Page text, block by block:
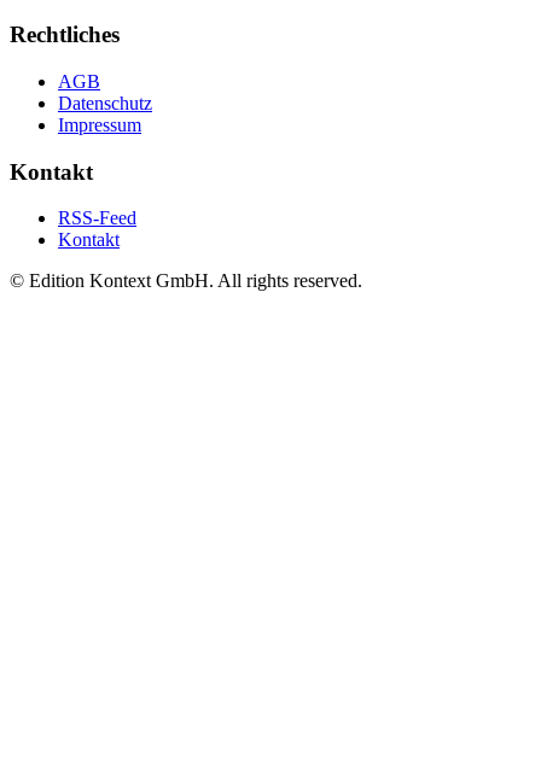
Rechtliches
AGB
Datenschutz
Impressum
Kontakt
RSS-Feed
Kontakt
© Edition Kontext GmbH. All rights reserved.